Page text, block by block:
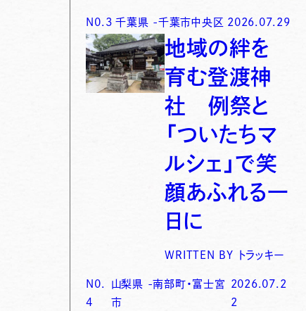
N0. 3 千葉県 -千葉市中央区 2026.07.29
地域の絆を
育む登渡神
社 例祭と
「ついたちマ
ルシェ」で笑
顔あふれる一
日に
WRITTEN BY トラッキー
N0.
4
山梨県 -南部町・富士宮
市
2026.07.2
2